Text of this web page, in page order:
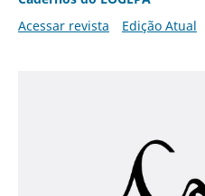
Acessar revista
Edição Atual